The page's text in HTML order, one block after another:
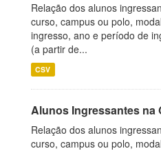
Relação dos alunos
curso, campus ou polo,
ingresso, ano e período de
(a partir de...
CSV
Alunos Ingressantes na
Relação dos alunos
curso, campus ou polo,